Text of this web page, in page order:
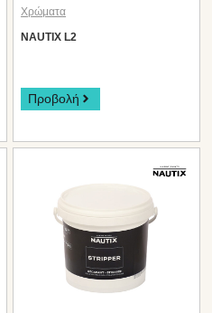
Χρώματα
NAUTIX L2
Προβολή